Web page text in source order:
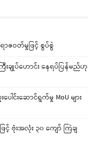
ဇဝတ်မှုဖြင့် စွပ်စွဲ
ချုပ်ဟောင်း နေရပ်ပြန်မည်ဟု
ါင်းဆောင်ရွက်မှု MoU များ
ဗုံးအလုံး ၃၀ ကျော် ကြဲချ